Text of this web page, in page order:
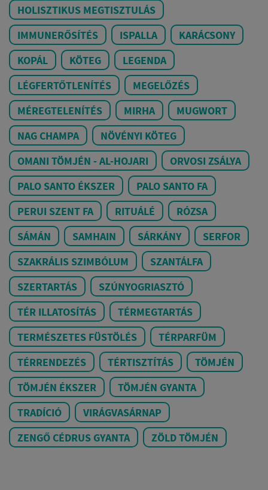
HOLISZTIKUS MEGTISZTULÁS
IMMUNERŐSÍTÉS
ISPALLA
KARÁCSONY
KOPÁL
KÖTEG
LEGENDA
LÉGFERTŐTLENÍTÉS
MEGELŐZÉS
MÉREGTELENÍTÉS
MIRHA
MUGWORT
NAG CHAMPA
NÖVÉNYI KÖTEG
OMANI TÖMJÉN - AL-HOJARI
ORVOSI ZSÁLYA
PALO SANTO ÉKSZER
PALO SANTO FA
PERUI SZENT FA
RITUÁLÉ
RÓZSA
SÁMÁN
SAMHAIN SÁRKÁNY
SERFOR
SZAKRÁLIS SZIMBÓLUM
SZANTÁLFA
SZERTARTÁS
SZÚNYOGRIASZTÓ
TÉR ILLATOSÍTÁS
TÉRMEGTARTÁS
TERMÉSZETES FÜSTÖLÉS
TÉRPARFÜM
TÉRRENDEZÉS
TÉRTISZTÍTÁS
TÖMJÉN
TÖMJÉN ÉKSZER
TÖMJÉN GYANTA
TRADÍCIÓ
VIRÁGVASÁRNAP
ZENGŐ CÉDRUS GYANTA
ZÖLD TÖMJÉN